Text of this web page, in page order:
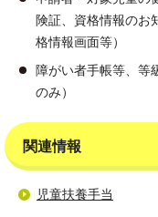
険証、資格情報のお
格情報画面等）
障がい者手帳等、等
のみ）
関連情報
児童扶養手当